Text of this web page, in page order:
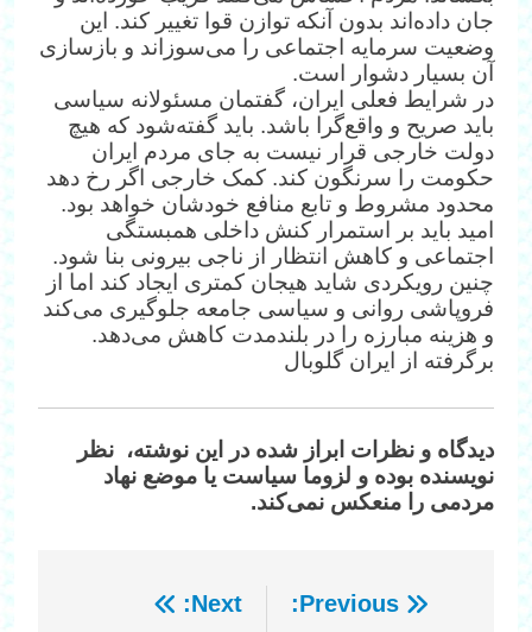
جان داده‌اند بدون آنکه توازن قوا تغییر کند. این
وضعیت سرمایه اجتماعی را می‌سوزاند و بازسازی
آن بسیار دشوار است.
در شرایط فعلی ایران، گفتمان مسئولانه سیاسی
باید صریح و واقع‌گرا باشد. باید گفته‌شود که هیچ
دولت خارجی قرار نیست به جای مردم ایران
حکومت را سرنگون کند. کمک خارجی اگر رخ دهد
محدود مشروط و تابع منافع خودشان خواهد بود.
امید باید بر استمرار کنش داخلی همبستگی
اجتماعی و کاهش انتظار از ناجی بیرونی بنا شود.
چنین رویکردی شاید هیجان کمتری ایجاد کند اما از
فروپاشی روانی و سیاسی جامعه جلوگیری می‌کند
و هزینه مبارزه را در بلندمدت کاهش می‌دهد.
برگرفته از ایران گلوبال
دیدگاه‌ و نظرات ابراز شده در این نوشته، نظر
نویسنده بوده و لزوما سیاست یا موضع نهاد
مردمی را منعکس نمی‌کند.
راهبریPrevious:
Next: